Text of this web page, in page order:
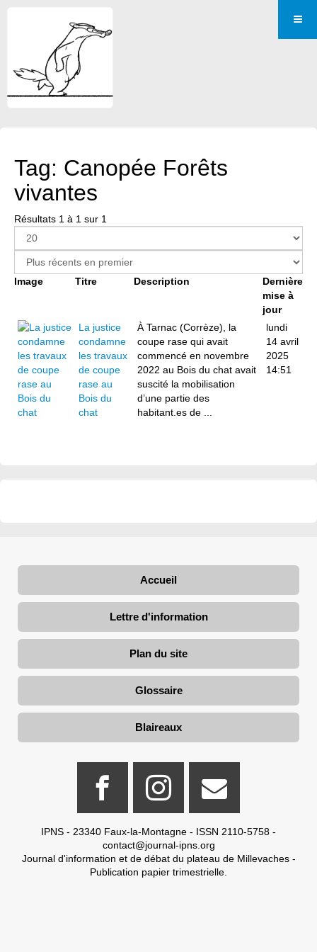
Tag: Canopée Forêts
vivantes
Résultats 1 à 1 sur 1
Image Titre Description
Dernière
mise à
jour
La justice
condamne
les travaux
de coupe
rase au
Bois du
chat
À Tarnac (Corrèze), la
coupe rase qui avait
commencé en novembre
2022 au Bois du chat avait
suscité la mobilisation
d’une partie des
habitant.es de ...
lundi
14 avril
2025
14:51
Accueil
Lettre d'information
Plan du site
Glossaire
Blaireaux
IPNS - 23340 Faux-la-Montagne - ISSN 2110-5758 -
contact@journal-ipns.org
Journal d'information et de débat du plateau de Millevaches -
Publication papier trimestrielle.